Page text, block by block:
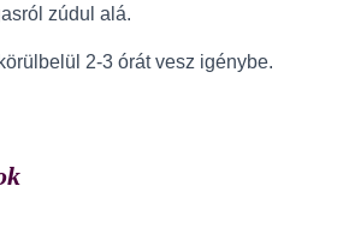
zúdul alá.
2-3 órát vesz igénybe.